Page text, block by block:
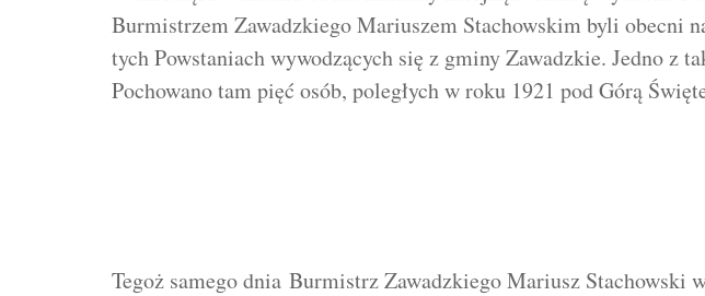
Burmistrzem Zawadzkiego Mariuszem Stachowskim byli obecni
tych Powstaniach wywodzących się z gminy Zawadzkie. Jedno z
Pochowano tam pięć osób, poległych w roku 1921 pod Górą
Tegoż samego dnia Burmistrz Zawadzkiego Mariusz Stachowski